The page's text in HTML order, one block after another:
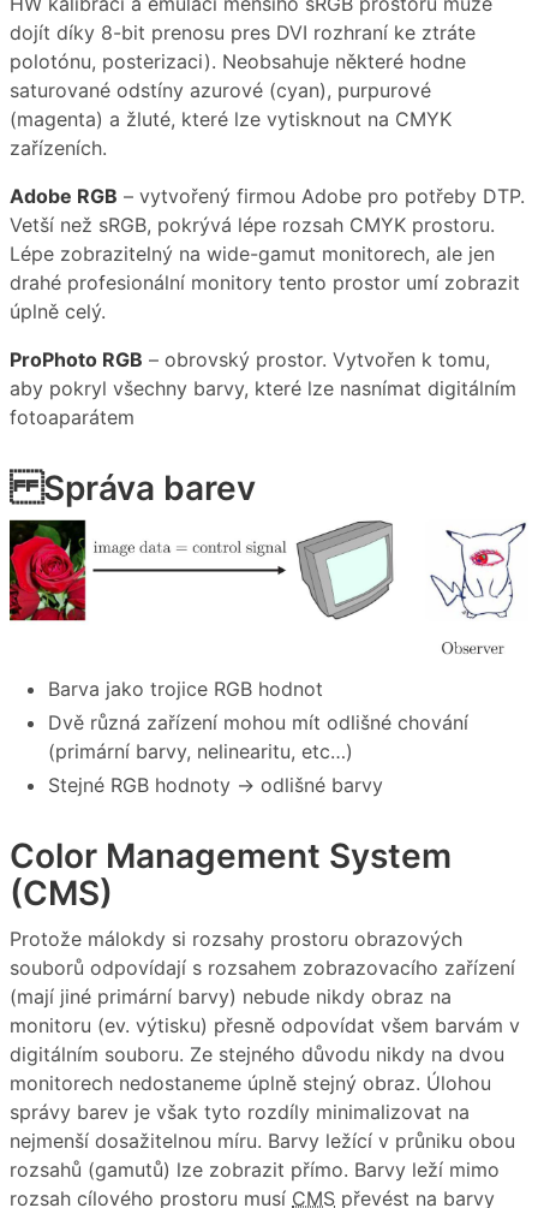
dojít díky 8-bit prenosu pres DVI rozhraní ke ztráte
polotónu, posterizaci). Neobsahuje některé hodne
saturované odstíny azurové (cyan), purpurové
(magenta) a žluté, které lze vytisknout na CMYK
zařízeních.
Adobe RGB – vytvořený firmou Adobe pro potřeby DTP.
Vetší než sRGB, pokrývá lépe rozsah CMYK prostoru.
Lépe zobrazitelný na wide-gamut monitorech, ale jen
drahé profesionální monitory tento prostor umí zobrazit
úplně celý.
ProPhoto RGB – obrovský prostor. Vytvořen k tomu,
aby pokryl všechny barvy, které lze nasnímat digitálním
fotoaparátem
Správa barev
Barva jako trojice RGB hodnot
Dvě různá zařízení mohou mít odlišné chování
(primární barvy, nelinearitu, etc…)
Stejné RGB hodnoty → odlišné barvy
Color Management System
(CMS)
Protože málokdy si rozsahy prostoru obrazových
souborů odpovídají s rozsahem zobrazovacího zařízení
(mají jiné primární barvy) nebude nikdy obraz na
monitoru (ev. výtisku) přesně odpovídat všem barvám v
digitálním souboru. Ze stejného důvodu nikdy na dvou
monitorech nedostaneme úplně stejný obraz. Úlohou
správy barev je však tyto rozdíly minimalizovat na
nejmenší dosažitelnou míru. Barvy ležící v průniku obou
rozsahů (gamutů) lze zobrazit přímo. Barvy leží mimo
rozsah cílového prostoru musí CMS převést na barvy